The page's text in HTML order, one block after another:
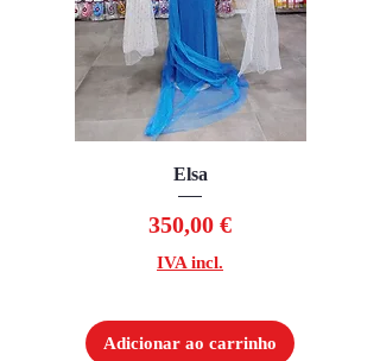
Elsa
Preço
350,00 €
IVA incl.
Adicionar ao carrinho